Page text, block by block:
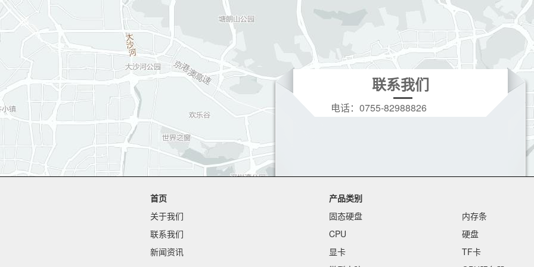
联系我们
电话： 0755-82988826
首页
关于我们
联系我们
新闻资讯
产品类别
固态硬盘
内存条
CPU
硬盘
显卡
TF卡